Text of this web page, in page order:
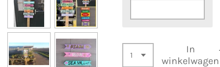
In
winkelwagen